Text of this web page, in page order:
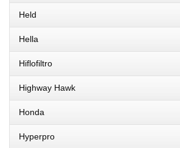
Held
Hella
Hiflofiltro
Highway Hawk
Honda
Hyperpro